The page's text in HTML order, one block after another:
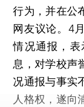
行为，并在公
网友议论。4
情况通报，
息，对学校声
况通报与事实
人格权，遂向